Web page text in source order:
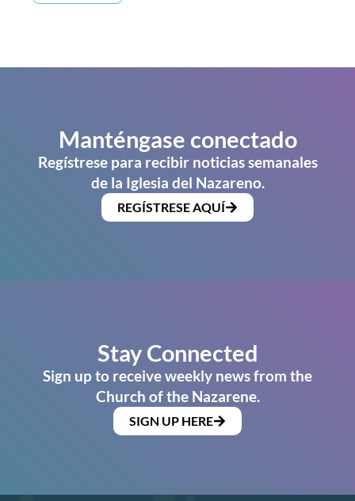
Manténgase conectado
Regístrese para recibir noticias semanales
de la Iglesia del Nazareno.
REGÍSTRESE AQUÍ
Stay Connected
Sign up to receive weekly news from the
Church of the Nazarene.
SIGN UP HERE